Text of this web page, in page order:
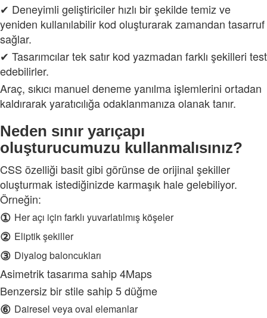
✔ Deneyimli geliştiriciler hızlı bir şekilde temiz ve
yeniden kullanılabilir kod oluşturarak zamandan tasarruf
sağlar.
✔ Tasarımcılar tek satır kod yazmadan farklı şekilleri test
edebilirler.
Araç, sıkıcı manuel deneme yanılma işlemlerini ortadan
kaldırarak yaratıcılığa odaklanmanıza olanak tanır.
Neden sınır yarıçapı
oluşturucumuzu kullanmalısınız?
CSS özelliği basit gibi görünse de orijinal şekiller
oluşturmak istediğinizde karmaşık hale gelebiliyor.
Örneğin:
① Her açı için farklı yuvarlatılmış köşeler
② Eliptik şekiller
③ Diyalog baloncukları
Asimetrik tasarıma sahip 4Maps
Benzersiz bir stile sahip 5 düğme
⑥ Dairesel veya oval elemanlar